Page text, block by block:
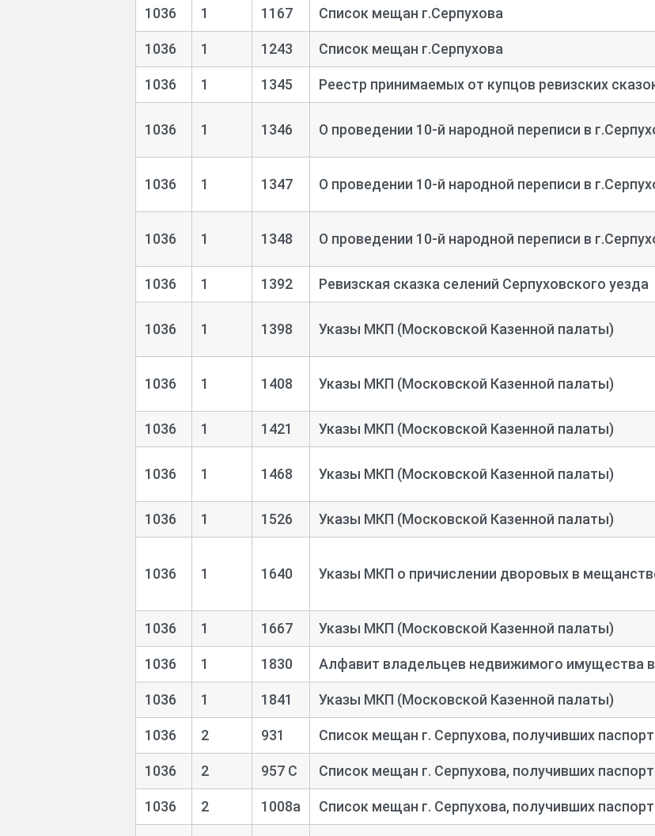
1036 1 1167 Список мещан г.Серпухова
1036 1 1243 Список мещан г.Серпухова
1036 1 1345 Реестр принимаемых от купцов ревизских
1036 1 1346 О проведении 10-й народной переписи в
1036 1 1347 О проведении 10-й народной переписи в
1036 1 1348 О проведении 10-й народной переписи в
1036 1 1392 Ревизская сказка селений Серпуховского уезда
1036 1 1398 Указы МКП (Московской Казенной палаты)
1036 1 1408 Указы МКП (Московской Казенной палаты)
1036 1 1421 Указы МКП (Московской Казенной палаты)
1036 1 1468 Указы МКП (Московской Казенной палаты)
1036 1 1526 Указы МКП (Московской Казенной палаты)
1036 1 1640 Указы МКП о причислении дворовых в
1036 1 1667 Указы МКП (Московской Казенной палаты)
1036 1 1830 Алфавит владельцев недвижимого имущества в
1036 1 1841 Указы МКП (Московской Казенной палаты)
1036 2 931 Список мещан г. Серпухова, получивших
1036 2 957 С Список мещан г. Серпухова, получивших
1036 2 1008а Список мещан г. Серпухова, получивших